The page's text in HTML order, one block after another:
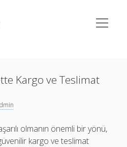
menüyü
aç
Kargo ve Teslimat
olmanın önemli bir yönü,
kargo ve teslimat